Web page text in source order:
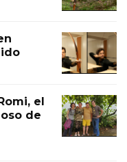
el
de